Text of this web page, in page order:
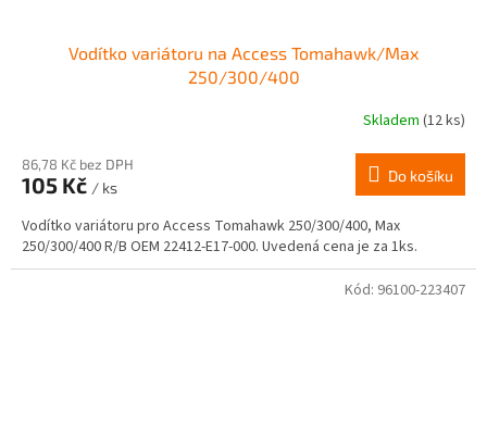
Vodítko variátoru na Access Tomahawk/Max
250/300/400
Skladem (12 ks)
86,78 Kč bez DPH
105 Kč / ks
Do košíku
Vodítko variátoru pro Access Tomahawk 250/300/400, Max
250/300/400 R/B OEM 22412-E17-000. Uvedená cena je za 1ks.
Kód: 96100-223407